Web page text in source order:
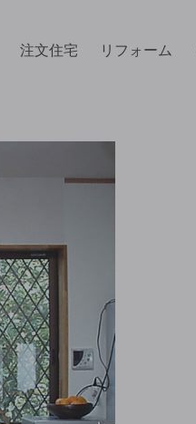
注文住宅 リフォーム